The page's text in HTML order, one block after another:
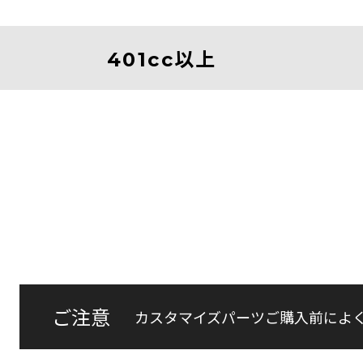
401cc以上
ご注意 カスタマイズパーツご購入前によ